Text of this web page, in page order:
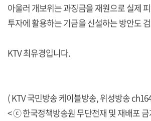
아울러 개보위는 과징금을 재원으로 실제
투자에 활용하는 기금을 신설하는 방안도
KTV 최유경입니다.
( KTV 국민방송 케이블방송, 위성방송
< ⓒ 한국정책방송원 무단전재 및 재배포 금